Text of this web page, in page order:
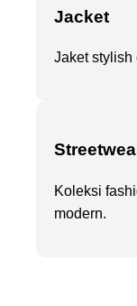
Jacket
Jaket stylish
Koleksi
modern.